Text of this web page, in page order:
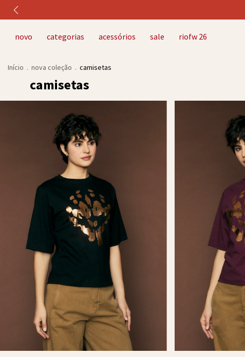
novo categorias acessórios sale riofw 26
Início . nova coleção . camisetas
camisetas